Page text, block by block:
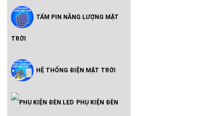
TẤM PIN NĂNG LƯỢNG MẶT
TRỜI
HỆ THỐNG ĐIỆN MẶT TRỜI
Inveter Hòa Lưới Có Lưu Trữ -
PHỤ KIỆN ĐÈN